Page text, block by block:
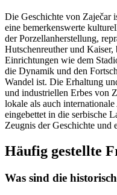
Die Geschichte von Zaječar
eine bemerkenswerte
der Porzellanherstellung,
Hutschenreuther und
Einrichtungen wie dem
die Dynamik und den
Wandel ist. Die Erhaltung
und industriellen Erbes von
lokale als auch
eingebettet in die serbische
Zeugnis der Geschichte und
Häufig gestellte
Was sind die